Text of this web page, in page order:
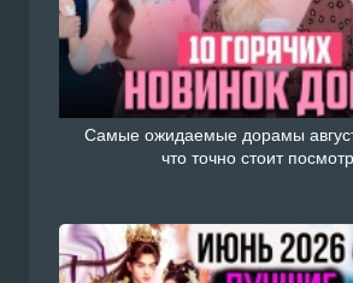
Самые ожидаемые дорамы
что точно стоит